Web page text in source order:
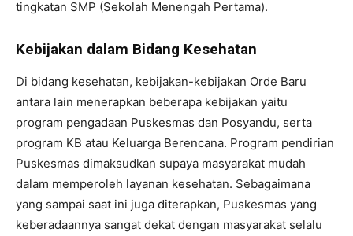
tingkatan SMP (Sekolah Menengah Pertama).
Kebijakan dalam Bidang Kesehatan
Di bidang kesehatan, kebijakan-kebijakan Orde Baru
antara lain menerapkan beberapa kebijakan yaitu
program pengadaan Puskesmas dan Posyandu, serta
program KB atau Keluarga Berencana. Program pendirian
Puskesmas dimaksudkan supaya masyarakat mudah
dalam memperoleh layanan kesehatan. Sebagaimana
yang sampai saat ini juga diterapkan, Puskesmas yang
keberadaannya sangat dekat dengan masyarakat selalu